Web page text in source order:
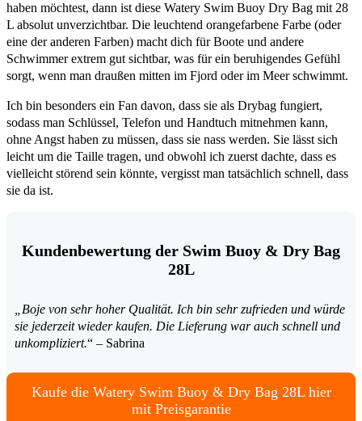
haben möchtest, dann ist diese Watery Swim Buoy Dry Bag mit 28
L absolut unverzichtbar. Die leuchtend orangefarbene Farbe (oder
eine der anderen Farben) macht dich für Boote und andere
Schwimmer extrem gut sichtbar, was für ein beruhigendes Gefühl
sorgt, wenn man draußen mitten im Fjord oder im Meer schwimmt.
Ich bin besonders ein Fan davon, dass sie als Drybag fungiert,
sodass man Schlüssel, Telefon und Handtuch mitnehmen kann,
ohne Angst haben zu müssen, dass sie nass werden. Sie lässt sich
leicht um die Taille tragen, und obwohl ich zuerst dachte, dass es
vielleicht störend sein könnte, vergisst man tatsächlich schnell, dass
sie da ist.
Kundenbewertung der Swim Buoy & Dry Bag
28L
„Boje von sehr hoher Qualität. Ich bin sehr zufrieden und würde
sie jederzeit wieder kaufen. Die Lieferung war auch schnell und
unkompliziert.“ – Sabrina
Kaufe die Watery Swim Buoy & Dry Bag 28L hier
mit Preisgarantie